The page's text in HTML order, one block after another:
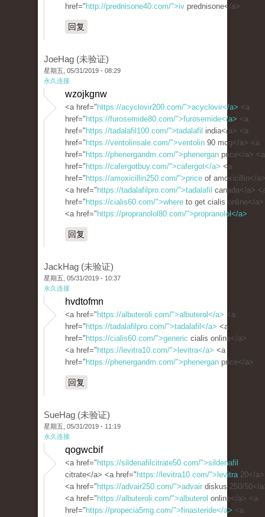
href=" http://prednisone40.com/">iv prednisone</a>
回复
JoeHag (未验证)
星期五, 05/31/2019 - 08:29
永久连接
wzojkgnw
<a href=" https://acyclovir200.com/">acyclovir</a> <a
href=" https://furosemide80.com/">furosemide</a> <a
href=" https://tadalafil100.com/">tadalafil india</a> <a
href=" https://ventolinsale.com/">ventolin 90 mcg</a> <a
href=" https://phenergandm.com/">phenergan price</a> <a
href=" https://cafergotbuy.com/">cafergot</a> <a
href=" https://amoxicillin250.com/">price of amoxicillin</a>
<a href=" https://tadalafilpro.com/">tadalafil canada</a>
href=" https://cialis60.com/">where to get cialis online</a>
<a href=" https://propranolol80.com/">propranolol</a>
回复
JackHag (未验证)
星期五, 05/31/2019 - 10:37
永久连接
hvdtofmn
<a href=" https://albuteroli.com/">albuterol</a> <a
href=" https://tadalafilpro.com/">tadalafil</a> <a
href=" https://cialis60.com/">generic cialis online</a>
<a href=" https://levitra10.com/">levitra</a> <a
href=" https://phenergandm.com/">phenergan price</a>
回复
SueHag (未验证)
星期五, 05/31/2019 - 11:19
永久连接
qogwcbif
<a href=" https://sildenafilcitrate50.com/">sildenafil
citrate</a> <a href=" https://levitra10.com/">levitra20</a>
<a href=" https://advair250.com/">advair diskus 250/50</
<a href=" https://albuteroli.com/">albuterol online</a> <a
href=" https://propecia5mg.com/">finasteride</a> <a